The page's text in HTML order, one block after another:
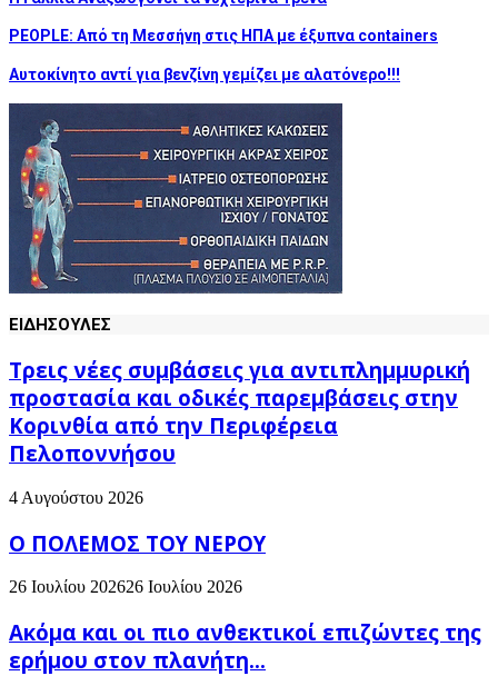
PEOPLE: Από τη Μεσσήνη στις ΗΠΑ με έξυπνα containers
Αυτοκίνητο αντί για βενζίνη γεμίζει με αλατόνερο!!!
ΕΙΔΗΣΟΥΛΕΣ
Τρεις νέες συμβάσεις για αντιπλημμυρική
προστασία και οδικές παρεμβάσεις στην
Κορινθία από την Περιφέρεια
Πελοποννήσου
4 Αυγούστου 2026
Ο ΠΟΛΕΜΟΣ ΤΟΥ ΝΕΡΟΥ
26 Ιουλίου 202626 Ιουλίου 2026
Ακόμα και οι πιο ανθεκτικοί επιζώντες της
ερήμου στον πλανήτη...